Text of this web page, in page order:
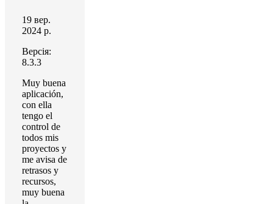
19 вер.
2024 р.
Версія:
8.3.3
Muy buena
aplicación,
con ella
tengo el
control de
todos mis
proyectos y
me avisa de
retrasos y
recursos,
muy buena